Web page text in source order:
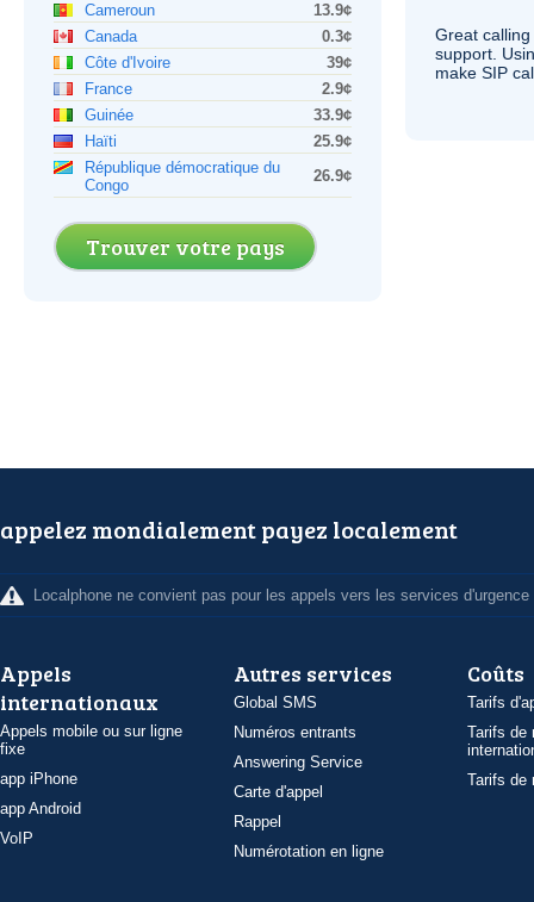
Cameroun
13.9¢
Canada
0.3¢
Côte d'Ivoire
39¢
France
2.9¢
Guinée
33.9¢
Haïti
25.9¢
République démocratique du
Congo
26.9¢
Trouver votre pays
Great
support.
make SIP
appelez mondialement payez localement
Localphone ne convient pas pour les appels vers les services d'urgence
Appels
internationaux
Appels mobile ou sur ligne
fixe
app iPhone
app Android
VoIP
Autres services
Global SMS
Numéros entrants
Answering Service
Carte d'appel
Rappel
Numérotation en ligne
Coûts
Tarifs
Tarifs de
Tarifs de